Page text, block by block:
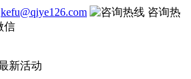
kefu@qiye126.com
咨询热
新活动